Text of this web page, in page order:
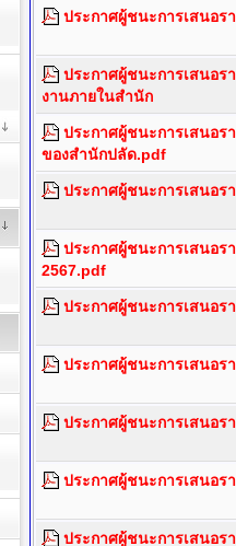
ประกาศผู้ชนะการเสนอร
ประกาศผู้ชนะการเสนอร
งานภายในสำนัก
ประกาศผู้ชนะการเสนอร
ของสำนักปลัด.pdf
ประกาศผู้ชนะการเสนอ
ประกาศผู้ชนะการเสนอ
2567.pdf
ประกาศผู้ชนะการเสนอร
ประกาศผู้ชนะการเสนอ
ประกาศผู้ชนะการเสนอร
ประกาศผู้ชนะการเสนอร
ประกาศผู้ชนะการเสนอร